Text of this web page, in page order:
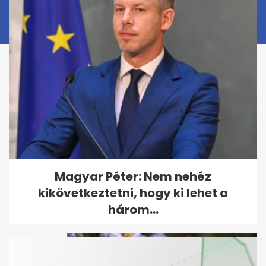
A szocializmus bakelit
csillárjai ma már akár
százezreket is...
Magyar Péter: Nem nehéz
kikövetkeztetni, hogy ki lehet a
három...